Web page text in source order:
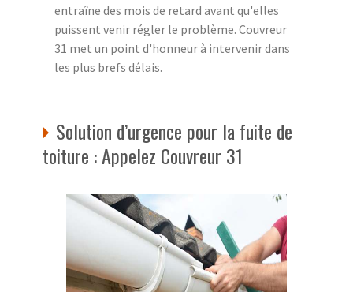
entraîne des mois de retard avant qu'elles
puissent venir régler le problème. Couvreur
31 met un point d'honneur à intervenir dans
les plus brefs délais.
Solution d’urgence pour la fuite de
toiture : Appelez Couvreur 31